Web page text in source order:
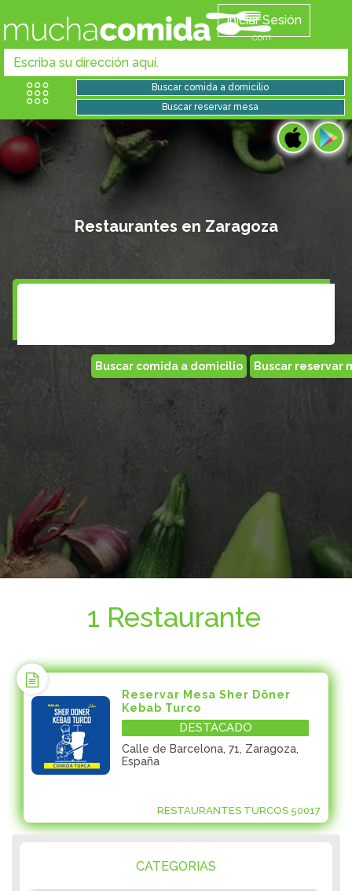
Iniciar Sesión
Restaurantes en Zaragoza
1 Restaurante
Reservar Mesa Sher Döner
Kebab Turco
DESTACADO
Calle de Barcelona, 71, Zaragoza,
España
RESTAURANTES TURCOS 50017
CATEGORIAS